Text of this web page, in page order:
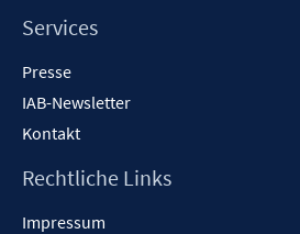
Services
Presse
IAB-Newsletter
Kontakt
Rechtliche Links
Impressum